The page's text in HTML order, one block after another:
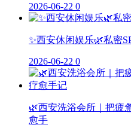
2026-06-22 0
✨西安休闲娱乐🌿私密
2026-06-22 0
🌿西安洗浴会所｜把疲
愈手